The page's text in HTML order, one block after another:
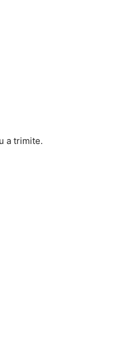
a trimite.